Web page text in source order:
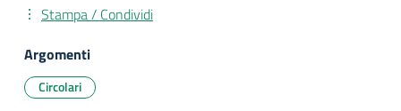
Stampa / Condividi
Argomenti
Circolari